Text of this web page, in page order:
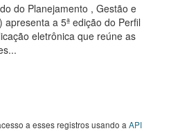
do Planejamento , Gestão e
apresenta a 5ª edição do Perfil
eletrônica que reúne as
a esses registros usando a API